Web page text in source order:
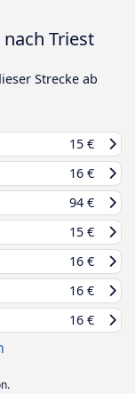
Triest
Strecke ab
15 €
16 €
94 €
15 €
16 €
16 €
16 €